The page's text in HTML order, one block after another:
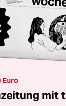
Euro
mit